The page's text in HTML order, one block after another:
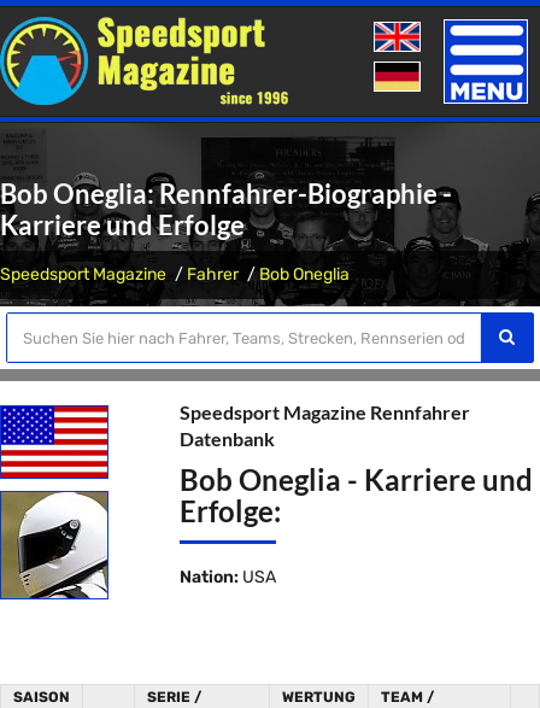
Toggle
Bob Oneglia: Rennfahrer-Biographie -
Karriere und Erfolge
Speedsport Magazine Fahrer Bob Oneglia
Speedsport Magazine Rennfahrer
Datenbank
Bob Oneglia - Karriere und
Erfolge:
Nation: USA
SAISON
SERIE /
WERTUNG
TEAM /